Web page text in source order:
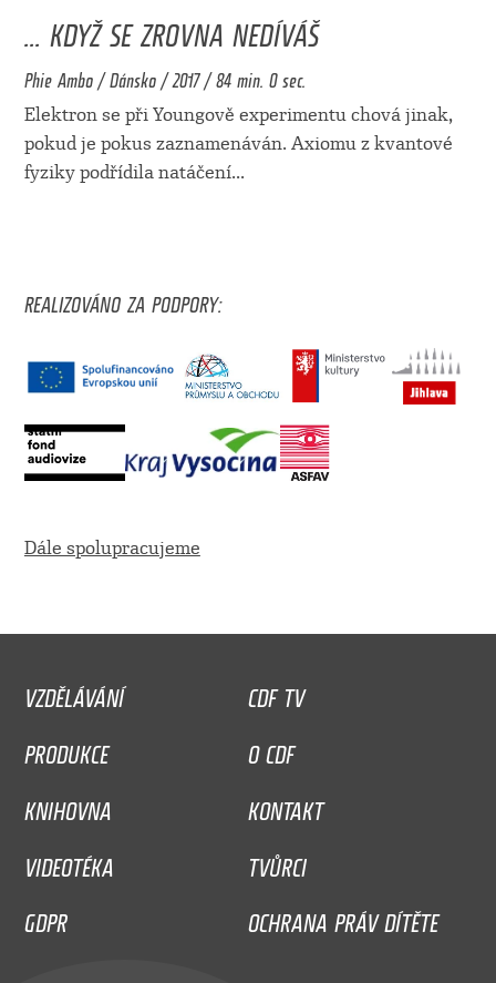
... KDYŽ SE ZROVNA NEDÍVÁŠ
Phie Ambo / Dánsko / 2017 / 84 min. 0 sec.
Elektron se při Youngově experimentu chová jinak,
pokud je pokus zaznamenáván. Axiomu z kvantové
fyziky podřídila natáčení...
REALIZOVÁNO ZA PODPORY:
Dále spolupracujeme
VZDĚLÁVÁNÍ
CDF TV
PRODUKCE
O CDF
KNIHOVNA
KONTAKT
VIDEOTÉKA
TVŮRCI
GDPR
OCHRANA PRÁV DÍTĚTE